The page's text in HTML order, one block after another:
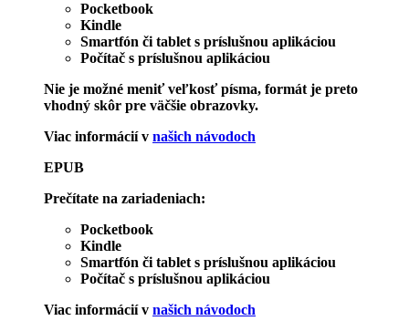
Pocketbook
Kindle
Smartfón či tablet s príslušnou aplikáciou
Počítač s príslušnou aplikáciou
Nie je možné meniť veľkosť písma, formát je preto
vhodný skôr pre väčšie obrazovky.
Viac informácií v našich návodoch
EPUB
Prečítate na zariadeniach:
Pocketbook
Kindle
Smartfón či tablet s príslušnou aplikáciou
Počítač s príslušnou aplikáciou
Viac informácií v našich návodoch